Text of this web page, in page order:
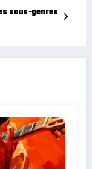
sous-genres